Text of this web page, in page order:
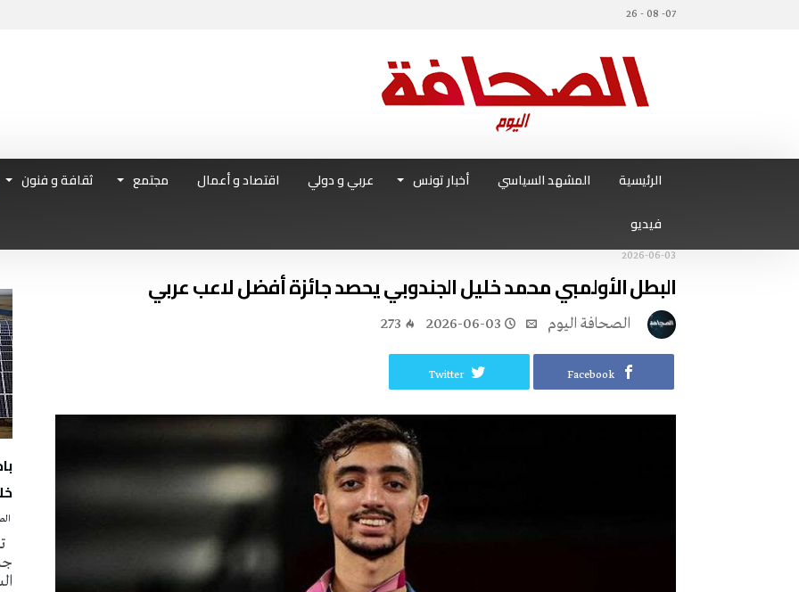
07- 08 - 26
الرئيسية المشهد السياسي أخبار تونس عربي و دولي اقتصاد و أعمال مجتمع ثقافة و فنون
فيديو
2026-06-03
البطل الأولمبي محمد خليل الجندوبي يحصد جائزة أفضل لاعب عربي
2026-06-03
273
Facebook
Twitter